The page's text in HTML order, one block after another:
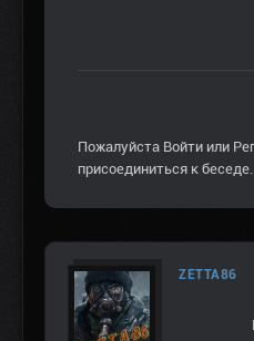
Пожалуйста Войти или
присоединиться к беседе.
ZETTA86